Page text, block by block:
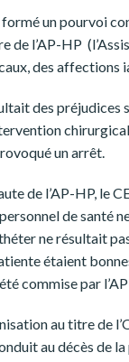
formé un pourvoi
de l’AP-HP
des
des préjudices
un arrêt.
de l’AP-HP, le
de santé
ne résultait
étaient
commise par
au titre de
au décès de